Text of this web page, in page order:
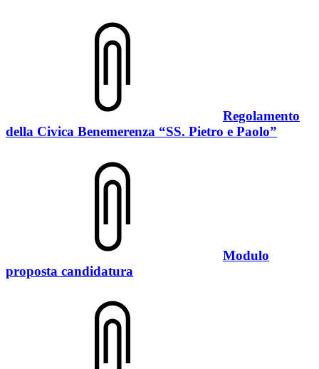
Regolamento
della Civica Benemerenza “SS. Pietro e Paolo”
Modulo
proposta candidatura